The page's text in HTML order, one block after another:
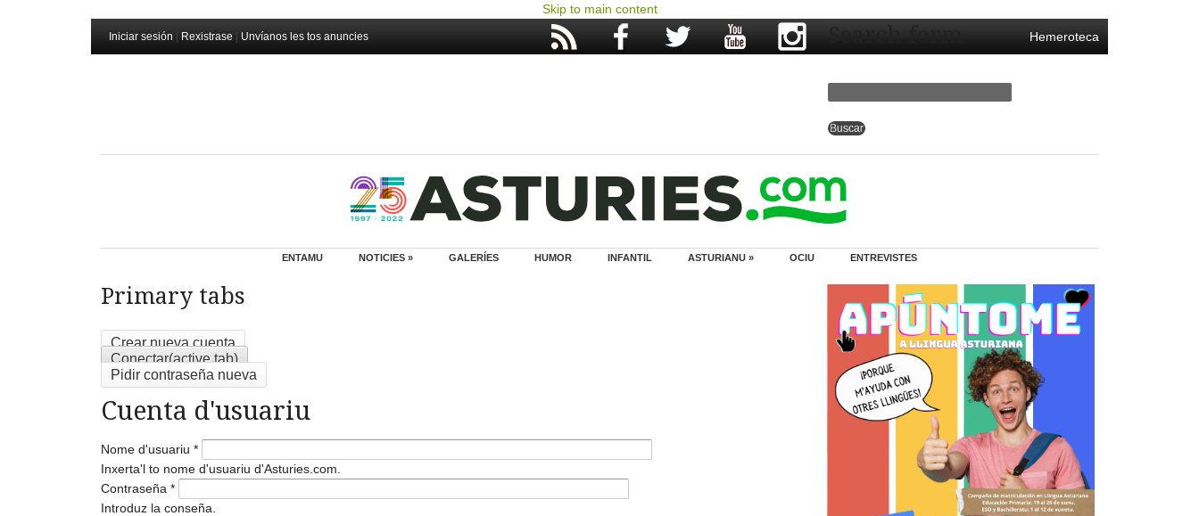
Skip to main content
Iniciar sesión Rexistrase Unvíanos les tos anuncies Hemeroteca
Search form
ENTAMU NOTICIES » GALERÍES HUMOR INFANTIL ASTURIANU » OCIU ENTREVISTES
Primary tabs
Crear nueva cuenta
Conectar(active tab)
Pidir contraseña nueva
Cuenta d'usuariu
Nome d'usuariu *
Inxerta'l to nome d'usuariu d'Asturies.com.
Contraseña *
Introduz la conseña.